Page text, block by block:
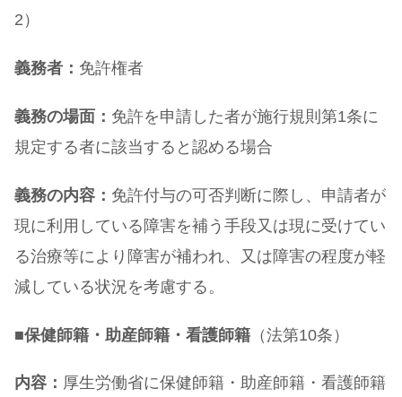
2）
義務者： 免許権者
義務の場面： 免許を申請した者が施行規則第1条に
規定する者に該当すると認める場合
義務の内容： 免許付与の可否判断に際し、申請者が
現に利用している障害を補う手段又は現に受けてい
る治療等により障害が補われ、又は障害の程度が軽
減している状況を考慮する。
■保健師籍・助産師籍・看護師籍 （法第10条）
内容： 厚生労働省に保健師籍・助産師籍・看護師籍